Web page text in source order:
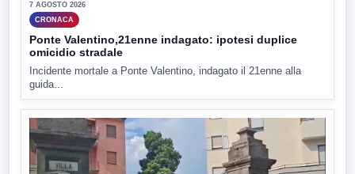
7 AGOSTO 2026
CRONACA
Ponte Valentino,21enne indagato: ipotesi duplice
omicidio stradale
Incidente mortale a Ponte Valentino, indagato il 21enne alla
guida...